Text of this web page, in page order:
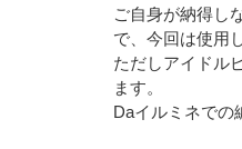
ご自身が納得し
で、今回は使用
ただしアイドル
ます。
Daイルミネでの